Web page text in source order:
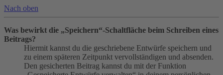
Nach oben
Was bewirkt die „Speichern“-Schaltfläche beim Schreiben eines
Beitrags?
Hiermit kannst du die geschriebene Entwürfe speichern und
zu einem späteren Zeitpunkt vervollständigen und absenden.
Den gesicherten Beitrag kannst du mit der Funktion